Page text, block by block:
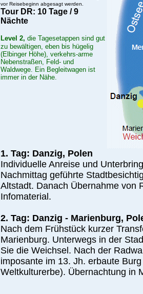
vor Reisebeginn abgesagt werden.
Tour DR: 10 Tage / 9
Nächte
Level 2, die Tagesetappen sind gut
zu bewältigen, eben bis hügelig
(Elbinger Höhe), verkehrs-arme
Nebenstraßen, Feld- und
Waldwege. Ein Begleitwagen ist
immer in der Nähe.
1. Tag: Danzig, Polen
Individuelle Anreise und
Nachmittag geführte
Altstadt. Danach Übernahme von
Infomaterial.
2. Tag: Danzig - Marienburg,
Nach dem Frühstück kurzer
Marienburg. Unterwegs in der
Sie die Weichsel. Nach der
imposante im 13. Jh. erbaute
Weltkulturerbe). Übernachtung in